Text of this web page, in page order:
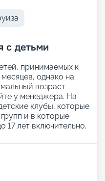
с детьми
принимаемых к
однако на
возраст
у менеджера. На
клубы, которые
и в которые
17 лет включительно.